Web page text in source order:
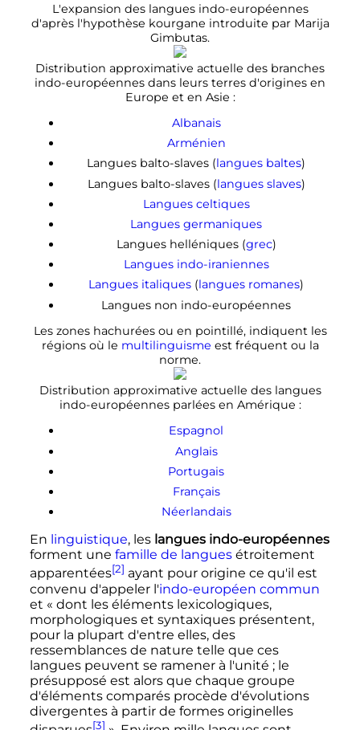
L'expansion des langues indo-européennes
d'après l'hypothèse kourgane introduite par Marija
Gimbutas.
Distribution approximative actuelle des branches
indo-européennes dans leurs terres d'origines en
Europe et en Asie :
Albanais
Arménien
Langues balto-slaves (langues baltes)
Langues balto-slaves (langues slaves)
Langues celtiques
Langues germaniques
Langues helléniques (grec)
Langues indo-iraniennes
Langues italiques (langues romanes)
Langues non indo-européennes
Les zones hachurées ou en pointillé, indiquent les
régions où le multilinguisme est fréquent ou la
norme.
Distribution approximative actuelle des langues
indo-européennes parlées en Amérique :
Espagnol
Anglais
Portugais
Français
Néerlandais
En linguistique, les langues indo-européennes
forment une famille de languesétroitement
apparentées[2] ayant pour origine ce qu'il est
convenu d'appeler l'indo-européen commun
et « dont les éléments lexicologiques,
morphologiques et syntaxiques présentent,
pour la plupart d'entre elles, des
ressemblances de nature telle que ces
langues peuvent se ramener à l'unité ; le
présupposé est alors que chaque groupe
d'éléments comparés procède d'évolutions
divergentes à partir de formes originelles
[3]